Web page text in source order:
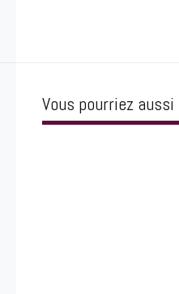
Vous pourriez